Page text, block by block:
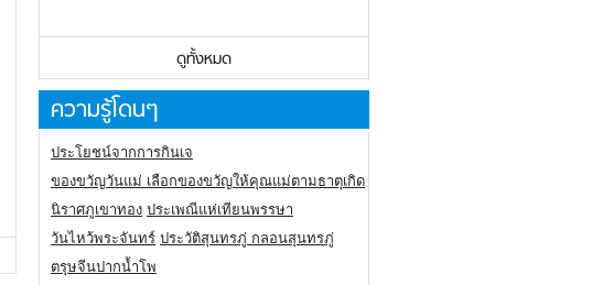
ดูทั้งหมด
ความรู้โดนๆ
ประโยชน์จากการกินเจ
ของขวัญวันแม่ เลือกของขวัญให้คุณแม่ตามธาตุเกิด
นิราศภูเขาทอง ประเพณีแห่เทียนพรรษา
วันไหว้พระจันทร์ ประวัติสุนทรภู่ กลอนสุนทรภู่
ตรุษจีนปากน้ำโพ